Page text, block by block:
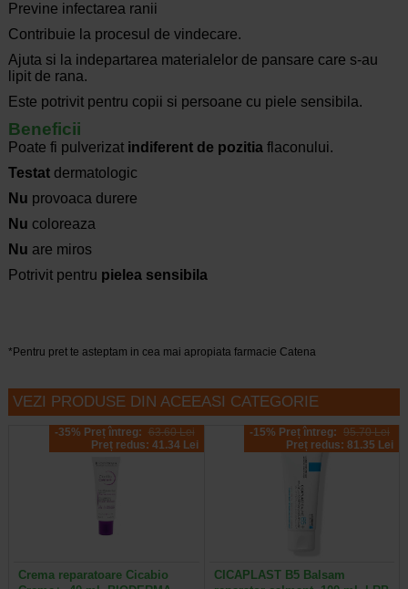
Previne infectarea ranii
Contribuie la procesul de vindecare.
Ajuta si la indepartarea materialelor de pansare care s-au
lipit de rana.
Este potrivit pentru copii si persoane cu piele sensibila.
Beneficii
Poate fi pulverizat indiferent de pozitiaflaconului.
Testatdermatologic
Nu provoaca durere
Nu coloreaza
Nu are miros
Potrivit pentru pielea sensibila
*Pentru pret te asteptam in cea mai apropiata farmacie Catena
VEZI PRODUSE DIN ACEEASI CATEGORIE
-35% Preț întreg: 63.60 Lei
Preț redus: 41.34 Lei
Crema reparatoare Cicabio
-15% Preț întreg: 95.70 Lei
Preț redus: 81.35 Lei
CICAPLAST B5 Balsam